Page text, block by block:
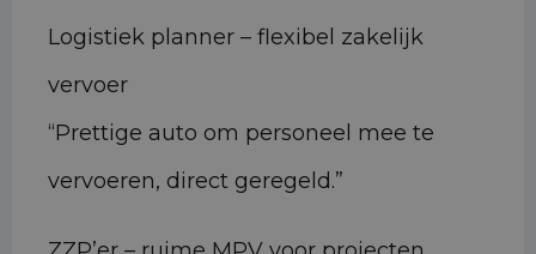
Logistiek planner – flexibel zakelijk
vervoer
“Prettige auto om personeel mee te
vervoeren, direct geregeld.”